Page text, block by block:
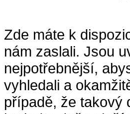
Zde máte k
nám zaslali. Jsou
nejpotřebnější,
vyhledali a
případě, že takový